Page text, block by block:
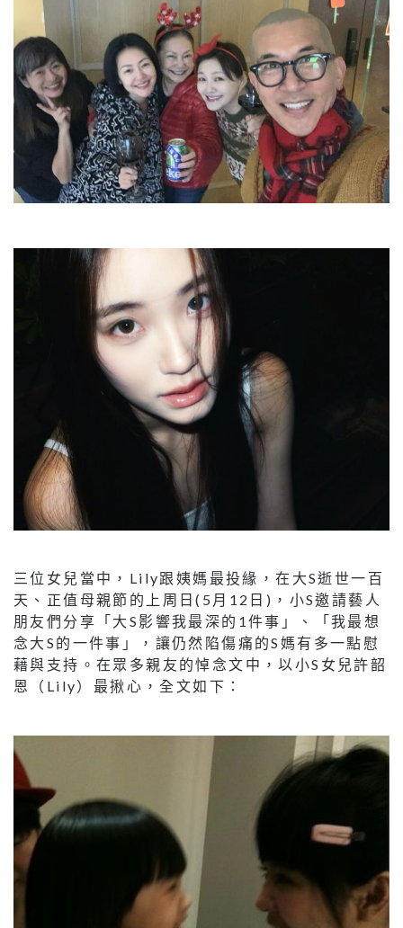
三位女兒當中，Lily跟姨媽最投緣，在大S逝世一百
天、正值母親節的上周日(5月12日)，小S邀請藝人
朋友們分享「大S影響我最深的1件事」、「我最想
念大S的一件事」，讓仍然陷傷痛的S媽有多一點慰
藉與支持。在眾多親友的悼念文中，以小S女兒許韶
恩（Lily）最揪心，全文如下：